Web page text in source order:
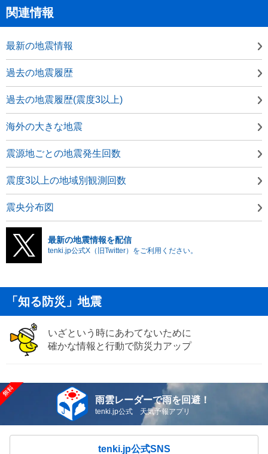
関連情報
最新の地震情報
過去の地震履歴
過去の地震履歴(震度3以上)
海外の大きな地震
震源地ごとの地震発生回数
震度3以上の地域別観測回数
震央分布図
最新の地震情報を配信
tenki.jp公式X（旧Twitter）をご利用ください。
「知る防災」地震
いざという時にあわてないために
確かな情報と行動で防災力アップ
雨雲レーダーで雨を回避！
tenki.jp公式 天気予報アプリ
tenki.jp公式SNS